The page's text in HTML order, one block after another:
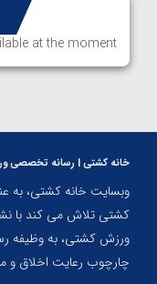
at the moment.
خانه کشتی | رسانه تخصصی
وبسایت خانه کشتی، به
کشتی تلاش می کند با نشر
ورزش کشتی، به وظیفه
چارچوب رعایت اخلاق و